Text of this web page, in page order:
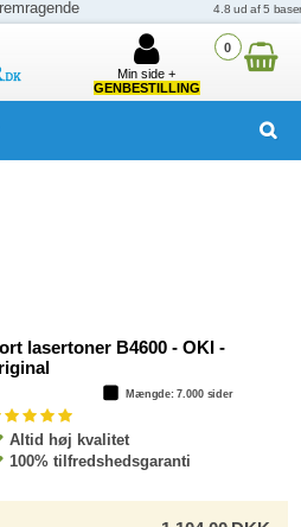
0
Min side +
GENBESTILLING
lasertoner B4600 - OKI -
Mængde: 7.000 sider
Altid høj kvalitet
100% tilfredshedsgaranti